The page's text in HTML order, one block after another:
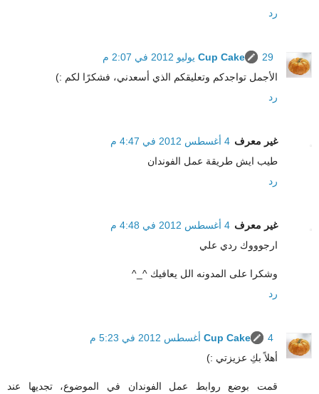
رد
Cup Cake
29 يوليو 2012 في 2:07 م
الأجمل تواجدكم وتعليقكم الذي أسعدني، فشكرًا لكم :)
رد
غير معرف 4 أغسطس 2012 في 4:47 م
طيب ايش طريقة عمل الفوندان
رد
غير معرف 4 أغسطس 2012 في 4:48 م
ارجوووك ردي علي
وشكرا على المدونه الل يعافيك ^_^
رد
Cup Cake
4 أغسطس 2012 في 5:23 م
أهلاً بكِ عزيزتي :)
قمت بوضع روابط عمل الفوندان في الموضوع، تجديها عند